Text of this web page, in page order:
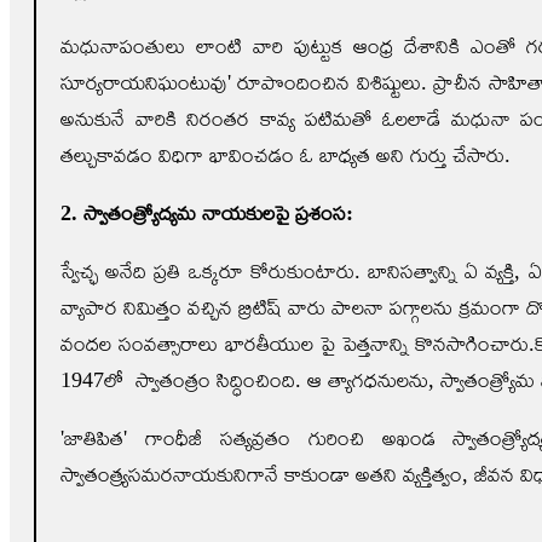
మధునాపంతులు లాంటి వారి పుట్టుక ఆంధ్ర దేశానికి ఎంతో
సూర్యరాయనిఘంటువు' రూపొందించిన విశిష్టులు. ప్రాచీన
అనుకునే వారికి నిరంతర కావ్య పటిమతో ఓలలాడే మధునా
తల్చుకావడం విధిగా భావించడం ఓ బాధ్యత అని గుర్తు చేసారు.
2. స్వాతంత్య్రోద్యమ నాయకులపై ప్రశంస:
స్వేచ్ఛ అనేది ప్రతి ఒక్కరూ కోరుకుంటారు. బానిసత్వాన్ని ఏ
వ్యాపార నిమిత్తం వచ్చిన బ్రిటిష్ వారు పాలనా పగ్గాలను క్రమంగా
వందల సంవత్సారాలు భారతీయుల పై పెత్తనాన్ని
1947లో స్వాతంత్రం సిద్ధించింది. ఆ త్యాగధనులను, స్వాతంత్య్రోమ
'జాతిపిత' గాంధీజీ సత్యవ్రతం గురించి అఖండ
స్వాతంత్య్రసమరనాయకునిగానే కాకుండా అతని వ్యక్తిత్వం, జీవన